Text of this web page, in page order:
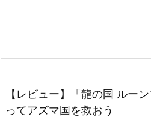
【レビュー】「龍の国 ルー
ってアズマ国を救おう